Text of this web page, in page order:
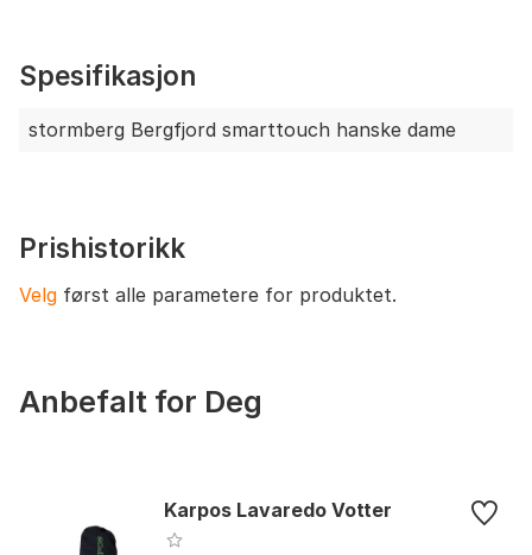
Spesifikasjon
stormberg Bergfjord smarttouch hanske dame
Prishistorikk
Velg først alle parametere for produktet.
Anbefalt for Deg
Karpos Lavaredo Votter